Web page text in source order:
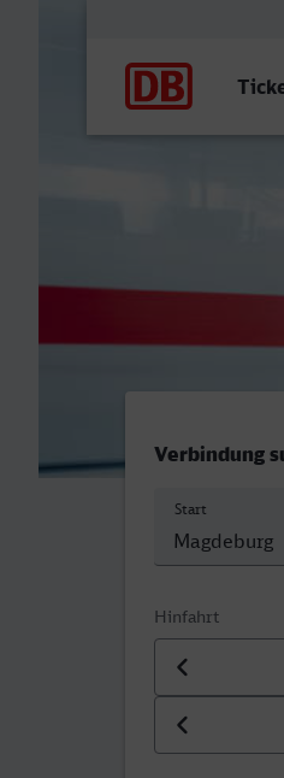
Magdeburg
Verbindung
Start
Hinfahrt
Datum der
Uhrzeit der